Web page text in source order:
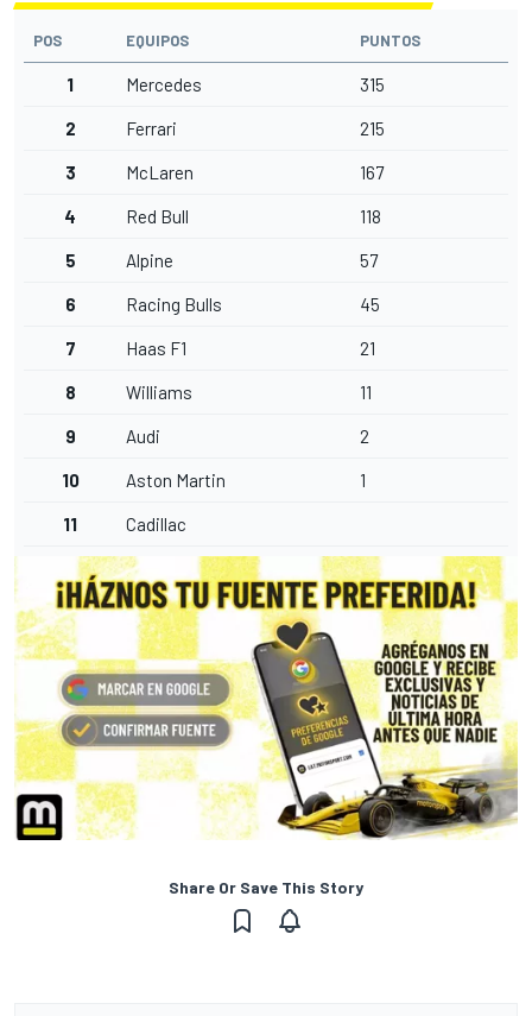
POS EQUIPOS PUNTOS
1 Mercedes 315
2 Ferrari 215
3 McLaren 167
4 Red Bull 118
5 Alpine 57
6 Racing Bulls 45
7 Haas F1 21
8 Williams 11
9 Audi 2
10 Aston Martin 1
11 Cadillac
Share Or Save This Story